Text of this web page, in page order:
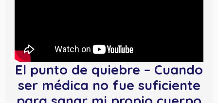
El punto de quiebre – Cuando
ser médica no fue suficiente